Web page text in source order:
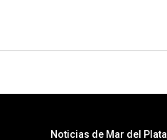
Noticias de Mar del Plata